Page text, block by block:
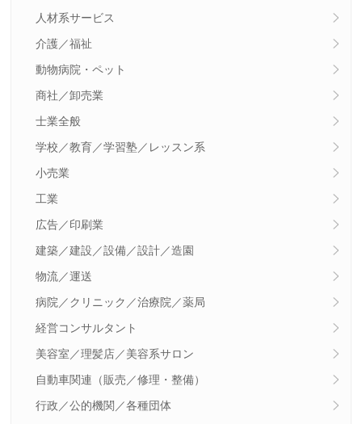
人材系サービス
介護／福祉
動物病院・ペット
商社／卸売業
士業全般
学校／教育／学習塾／レッスン系
小売業
工業
広告／印刷業
建築／建設／設備／設計／造園
物流／運送
病院／クリニック／治療院／薬局
経営コンサルタント
美容室／理髪店／美容系サロン
自動車関連（販売／修理・整備）
行政／公的機関／各種団体